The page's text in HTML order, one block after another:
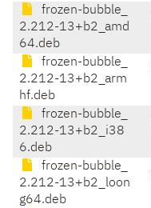
frozen-bubble_
2.212-13+b2_amd
64.deb
frozen-bubble_
2.212-13+b2_arm
hf.deb
frozen-bubble_
2.212-13+b2_i38
6.deb
frozen-bubble_
2.212-13+b2_loon
g64.deb